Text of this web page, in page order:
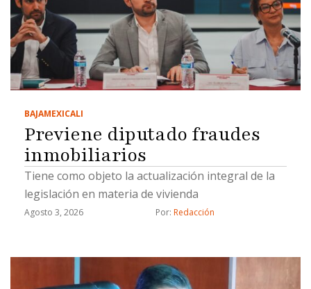
BAJAMEXICALI
Previene diputado fraudes
inmobiliarios
Tiene como objeto la actualización integral de la
legislación en materia de vivienda
Agosto 3, 2026 Por: Redacción